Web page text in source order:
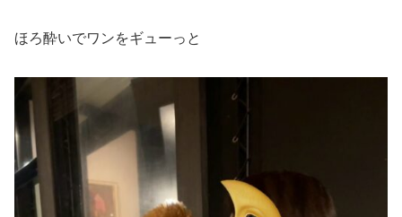
ほろ酔いでワンをギューっと